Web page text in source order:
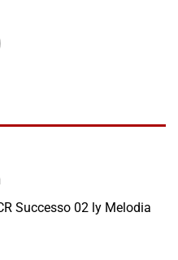
Successo 02 ly Melodia